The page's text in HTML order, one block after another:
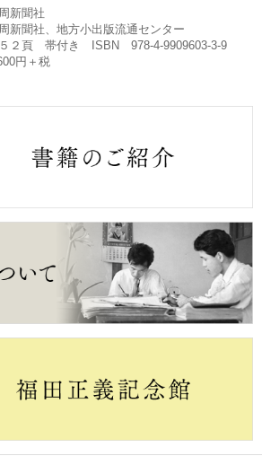
新聞社
新聞社、地方小出版流通センター
２頁 帯付き ISBN 978-4-9909603-3-9
円＋税